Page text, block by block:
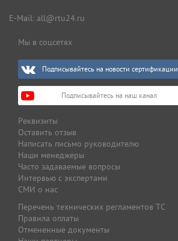
E-Mail: all@rtu24.ru
Мы в соцсетях
Подписывайтесь на новости сертификации
Подписывайтесь на наш канал
Реквизиты
Оставить отзыв
Написать письмо руководителю
Наши менеджеры
Часто задаваемые вопросы
Интервью с экспертами
СМИ о нас
Перечень технических регламентов ТС
Правила оплаты
Отмененные документы